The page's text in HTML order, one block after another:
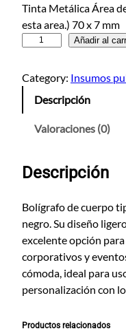
Tinta Metálica Área
esta area.) 70 x 7 mm
f
e
z
c
a
n
t
i
a
Añadir al
Category: Insumos
Descripción
Valoraciones (0)
Descripción
Bolígrafo de cuerpo
negro. Su diseño
excelente opción
corporativos y
cómoda, ideal para
personalización con
Productos relacionados